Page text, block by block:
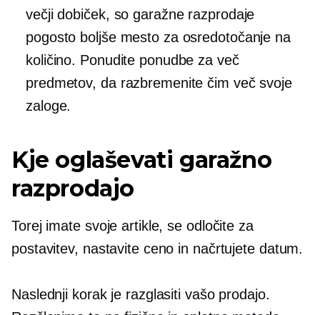
večji dobiček, so garažne razprodaje
pogosto boljše mesto za osredotočanje na
količino. Ponudite ponudbe za več
predmetov, da razbremenite čim več svoje
zaloge.
Kje oglaševati garažno
razprodajo
Torej imate svoje artikle, se odločite za
postavitev, nastavite ceno in načrtujete datum.
Naslednji korak je razglasiti vašo prodajo.